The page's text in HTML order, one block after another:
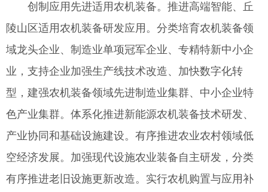
创制应用先进适用农机装备。推进高端智能、丘
陵山区适用农机装备研发应用。分类培育农机装备领
域龙头企业、制造业单项冠军企业、专精特新中小企
业，支持企业加强生产线技术改造、加快数字化转
型，建强农机装备领域先进制造业集群、中小企业特
色产业集群。体系化推进新能源农机装备技术研发、
产业协同和基础设施建设。有序推进农业农村领域低
空经济发展。加强现代设施农业装备自主研发，分类
有序推进老旧设施更新改造。实行农机购置与应用补